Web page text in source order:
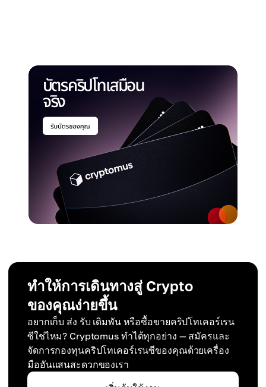
ทำให้การเดินทางสู่ Crypto
ของคุณง่ายขึ้น
อยากเก็บ ส่ง รับ เดิมพัน หรือซื้อขายคริปโทเคอร์เรน
ซีใช่ไหม? Cryptomus ทำได้ทุกอย่าง — สมัครและ
จัดการกองทุนคริปโทเคอร์เรนซีของคุณด้วยเครื่อง
มืออันแสนสะดวกของเรา